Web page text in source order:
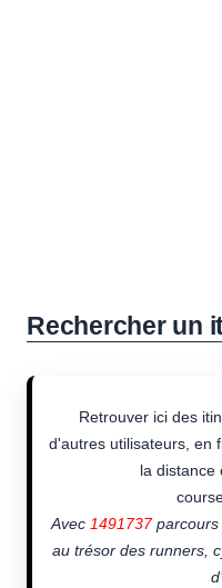
Rechercher un
Retrouver ici des
d'autres utilisateurs, en
la distance
Avec 1491737parcours
au trésor des runners,